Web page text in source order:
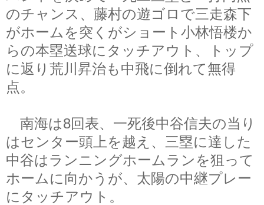
のチャンス、藤村の遊ゴロで三走森下
がホームを突くがショート小林悟楼か
らの本塁送球にタッチアウト、トップ
に返り荒川昇治も中飛に倒れて無得
点。
南海は8回表、一死後中谷信夫の当り
はセンター頭上を越え、三塁に達した
中谷はランニングホームランを狙って
ホームに向かうが、太陽の中継プレー
にタッチアウト。